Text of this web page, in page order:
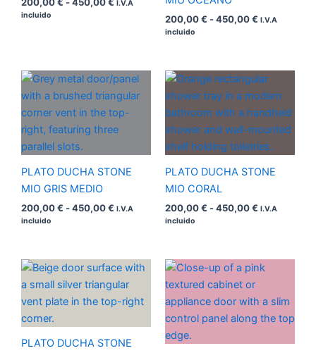
200,00€ -450,00€ I.V.A
incluido
200,00€ -450,00€ I.V.A
incluido
PLATO DUCHA STONE
MIO GRIS MEDIO
200,00€ -450,00€
Rango
de
precios:
desde
hasta
I.V.A
incluido
PLATO DUCHA STONE
MIO CORAL
200,00€ -450,00€
Rango
precios:
desde
200,00 €
hasta
450,00 €
I.V.A
incluido
PLATO DUCHA STONE
Rango
de
precios:
desde
200,00 €
Rango
desde
200,00 €
hasta